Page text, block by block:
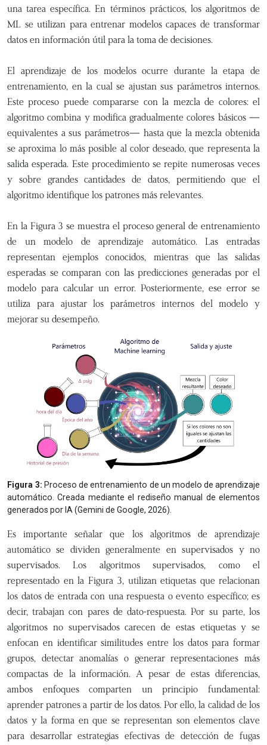
una tarea específica. En términos prácticos, los algoritmos de
ML se utilizan para entrenar modelos capaces de transformar
datos en información útil para la toma de decisiones.
El aprendizaje de los modelos ocurre durante la etapa de
entrenamiento, en la cual se ajustan sus parámetros internos.
Este proceso puede compararse con la mezcla de colores: el
algoritmo combina y modifica gradualmente colores básicos —
equivalentes a sus parámetros— hasta que la mezcla obtenida
se aproxima lo más posible al color deseado, que representa la
salida esperada. Este procedimiento se repite numerosas veces
y sobre grandes cantidades de datos, permitiendo que el
algoritmo identifique los patrones más relevantes.
En la Figura 3 se muestra el proceso general de entrenamiento
de un modelo de aprendizaje automático. Las entradas
representan ejemplos conocidos, mientras que las salidas
esperadas se comparan con las predicciones generadas por el
modelo para calcular un error. Posteriormente, ese error se
utiliza para ajustar los parámetros internos del modelo y
mejorar su desempeño.
Figura 3: Proceso de entrenamiento de un modelo de aprendizaje
automático. Creada mediante el rediseño manual de elementos
generados por IA (Gemini de Google, 2026).
Es importante señalar que los algoritmos de aprendizaje
automático se dividen generalmente en supervisados y no
supervisados. Los algoritmos supervisados, como el
representado en la Figura 3, utilizan etiquetas que relacionan
los datos de entrada con una respuesta o evento específico; es
decir, trabajan con pares de dato-respuesta. Por su parte, los
algoritmos no supervisados carecen de estas etiquetas y se
enfocan en identificar similitudes entre los datos para formar
grupos, detectar anomalías o generar representaciones más
compactas de la información. A pesar de estas diferencias,
ambos enfoques comparten un principio fundamental:
aprender patrones a partir de los datos. Por ello, la calidad de los
datos y la forma en que se representan son elementos clave
para desarrollar estrategias efectivas de detección de fugas